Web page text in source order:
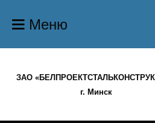
Меню
ЗАО
г. Минск